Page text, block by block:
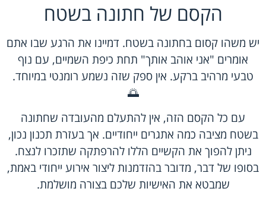
הקסם של חתונה בשטח
יש משהו קסום בחתונה בשטח. דמיינו את הרגע שבו אתם
אומרים "אני אוהב אותך" תחת כיפת השמיים, עם נוף
טבעי מרהיב ברקע. אין ספק שזה נשמע רומנטי במיוחד.
🌅
עם כל הקסם הזה, אין להתעלם מהעובדה שחתונה
בשטח מציבה כמה אתגרים ייחודיים. אך בעזרת תכנון נכון,
ניתן להפוך את הקשיים הללו להרפתקה שתזכרו לנצח.
בסופו של דבר, מדובר בהזדמנות ליצור אירוע ייחודי באמת,
שמבטא את האישיות שלכם בצורה מושלמת.